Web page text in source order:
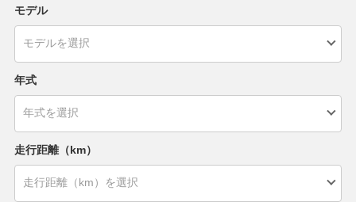
モデル
年式
走行距離（km）